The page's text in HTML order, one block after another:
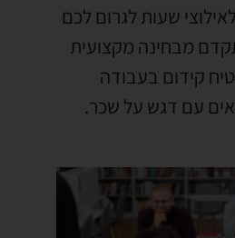
שעות לגרום לכם
מבחינה מקצועית
קידום בעבודה
עם דגש על שכר.